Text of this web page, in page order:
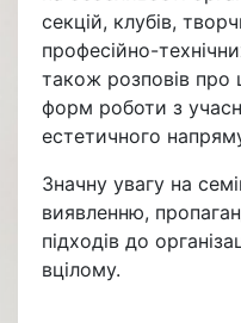
секцій, клубів,
професійно-
також розповів про
форм роботи з
естетичного
Значну увагу на
виявленню,
підходів до
вцілому.